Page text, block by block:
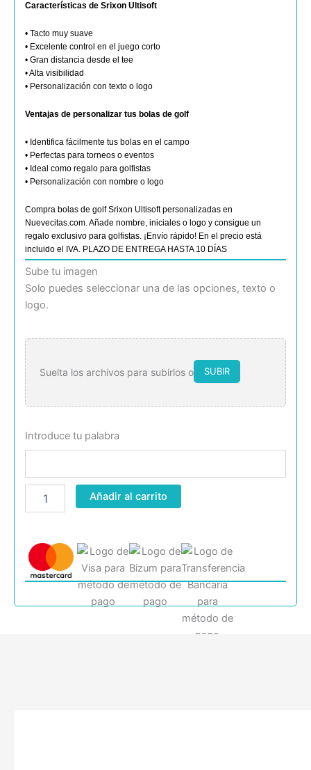
Características de Srixon Ultisoft
• Tacto muy suave
• Excelente control en el juego corto
• Gran distancia desde el tee
• Alta visibilidad
• Personalización con texto o logo
Ventajas de personalizar tus bolas de golf
• Identifica fácilmente tus bolas en el campo
• Perfectas para torneos o eventos
• Ideal como regalo para golfistas
• Personalización con nombre o logo
Compra bolas de golf Srixon Ultisoft personalizadas en
Nuevecitas.com. Añade nombre, iniciales o logo y consigue un
regalo exclusivo para golfistas. ¡Envío rápido! En el precio está
incluido el IVA. PLAZO DE ENTREGA HASTA 10 DÍAS
Sube tu imagen
Solo puedes seleccionar una de las opciones, texto o
logo.
Suelta los archivos para subirlos o SUBIR
Introduce tu palabra
Bolas
de
personalizadas
Ultisoft
cantidad
Añadir al carrito